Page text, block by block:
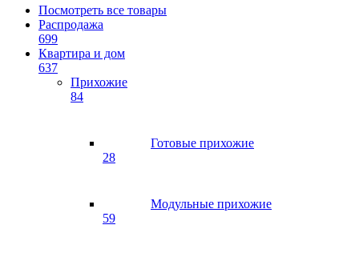
Посмотреть все товары
Распродажа
699
Квартира и дом
637
Прихожие
84
Готовые прихожие
28
Модульные прихожие
59